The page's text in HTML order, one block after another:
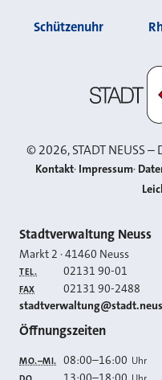
Schützenuhr
©2026, STADT NEUSS
Kontakt Impressum
Kontakt
Stadtverwaltung Neuss
Markt 2 ·41460 Neuss
TEL. 02131 90-01
FAX 02131 90-2488
E-MAIL
Öffnungszeiten
MO.–MI. 08:00–16:00 Uhr